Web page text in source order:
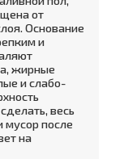
от
Основание
и
жирные
и слабо-
весь
мусор после
на